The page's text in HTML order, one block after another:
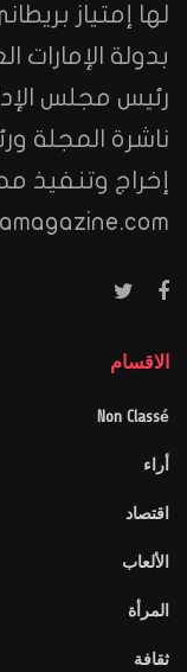
لها إمتياز
بدولة الإمارات
رئيس مجلس
ناشرة المجلة
إخراج وتنفيذ
الاقسام
Non Classé
أراء
اقتصاد
الألعاب
المرأة
ثقافة